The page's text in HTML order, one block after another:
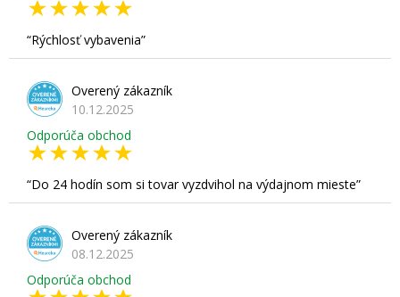
Rýchlosť vybavenia
Overený zákazník
10.12.2025
Odporúča obchod
Do 24 hodín som si tovar vyzdvihol na výdajnom mieste
Overený zákazník
08.12.2025
Odporúča obchod